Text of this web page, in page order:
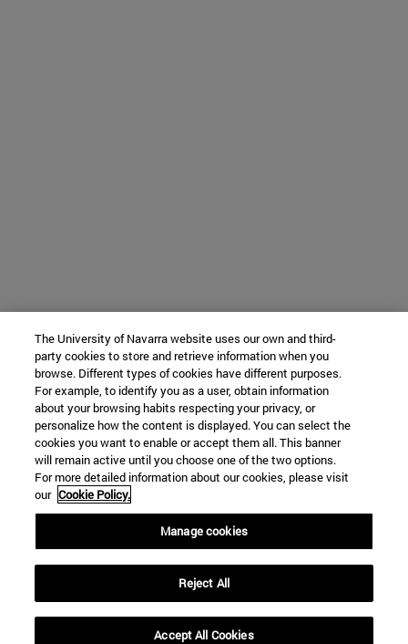
The University of Navarra website uses our own and third-
party cookies to store and retrieve information when you
browse. Different types of cookies have different purposes.
For example, to identify you as a user, obtain information
about your browsing habits respecting your privacy, or
personalize how the content is displayed. You can select the
cookies you want to enable or accept them all. This banner
will remain active until you choose one of the two options.
For more detailed information about our cookies, please visit
our Cookie Policy.
Manage cookies
Reject All
Accept All Cookies